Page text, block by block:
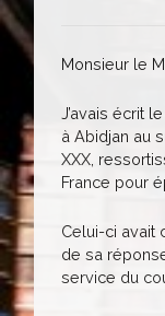
Monsieur le
J’avais écrit
à Abidjan au
XXX,
France pour
Celui-ci avait
de sa
service du